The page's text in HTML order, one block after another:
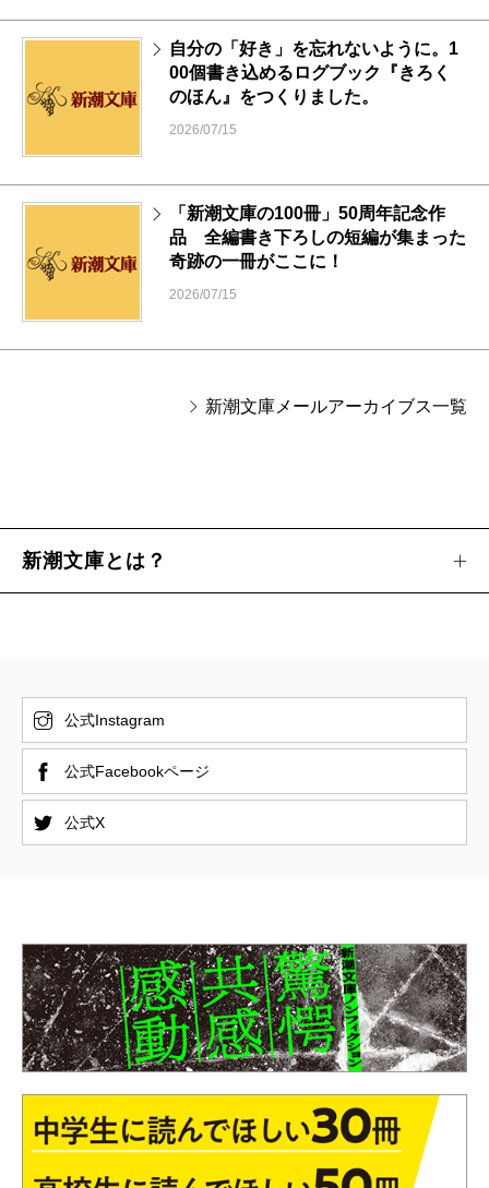
自分の「好き」を忘れないように。1
00個書き込めるログブック『きろく
のほん』をつくりました。
2026/07/15
「新潮文庫の100冊」50周年記念作
品 全編書き下ろしの短編が集まった
奇跡の一冊がここに！
2026/07/15
新潮文庫メールアーカイブス一覧
新潮文庫とは？
公式Instagram
公式Facebookページ
公式X